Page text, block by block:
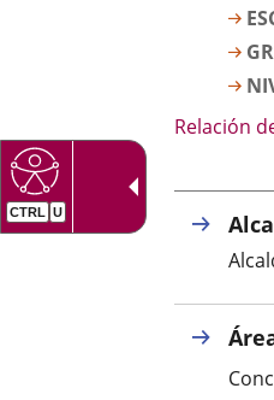
Relación